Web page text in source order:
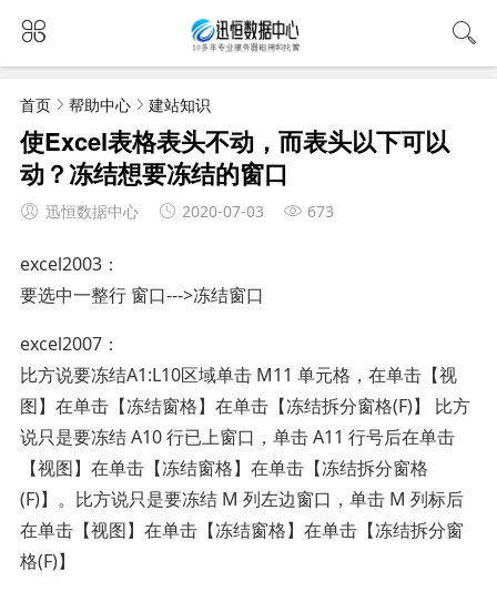
首页 帮助中心 建站知识
使Excel表格表头不动，而表头以下可以
动？冻结想要冻结的窗口
迅恒数据中心 2020-07-03 673
excel2003：
要选中一整行 窗口--->冻结窗口
excel2007：
比方说要冻结A1:L10区域单击 M11 单元格，在单击【视
图】在单击【冻结窗格】在单击【冻结拆分窗格(F)】 比方
说只是要冻结 A10 行已上窗口，单击 A11 行号后在单击
【视图】在单击【冻结窗格】在单击【冻结拆分窗格
(F)】。比方说只是要冻结 M 列左边窗口，单击 M 列标后
在单击【视图】在单击【冻结窗格】在单击【冻结拆分窗
格(F)】